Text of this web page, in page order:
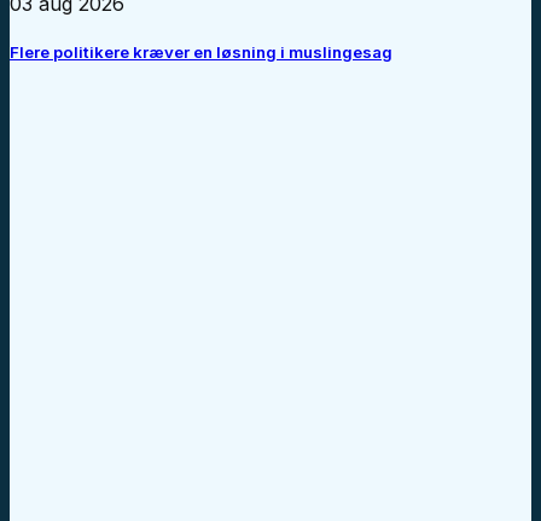
Flere politikere kræver en løsning i muslingesag